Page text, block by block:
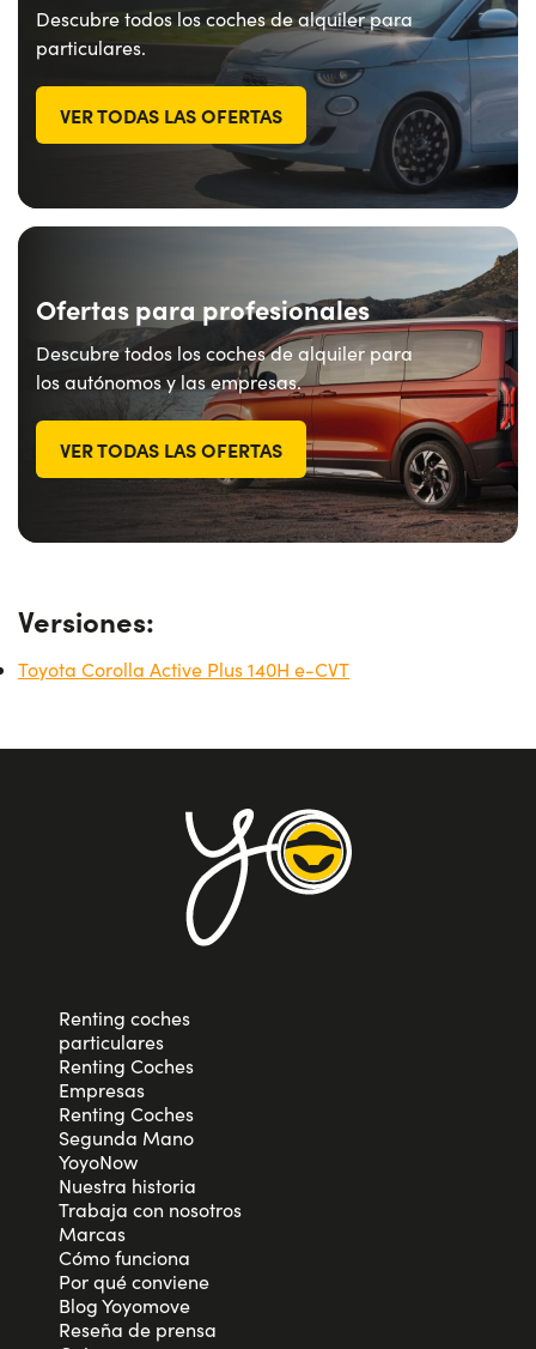
Descubre todos los coches de alquiler para
particulares.
VER TODAS LAS OFERTAS
Ofertas para profesionales
Descubre todos los coches de alquiler para
los autónomos y las empresas.
VER TODAS LAS OFERTAS
Versiones:
Toyota Corolla Active Plus 140H e-CVT
Renting coches
particulares
Renting Coches
Empresas
Renting Coches
Segunda Mano
YoyoNow
Nuestra historia
Trabaja con nosotros
Marcas
Cómo funciona
Por qué conviene
Blog Yoyomove
Reseña de prensa